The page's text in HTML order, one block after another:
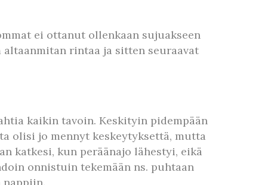
ei ottanut ollenkaan sujuakseen
rintaa ja sitten seuraavat
kaikin tavoin. Keskityin pidempään
olisi jo mennyt keskeytyksettä, mutta
katkesi, kun peräänajo lähestyi, eikä
onnistuin tekemään ns. puhtaan